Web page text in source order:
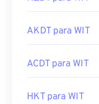
AKDT para WIT
ACDT para WIT
HKT para WIT